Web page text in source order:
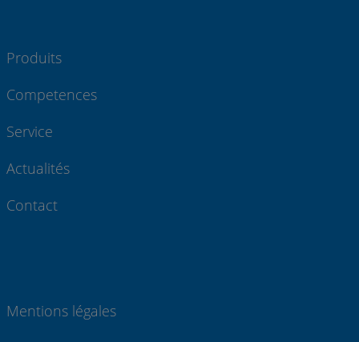
Produits
Competences
Service
Actualités
Contact
Mentions légales